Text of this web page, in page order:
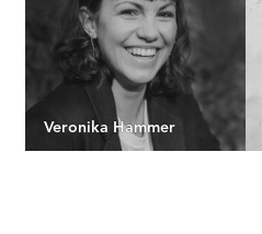
Veronika Hammer